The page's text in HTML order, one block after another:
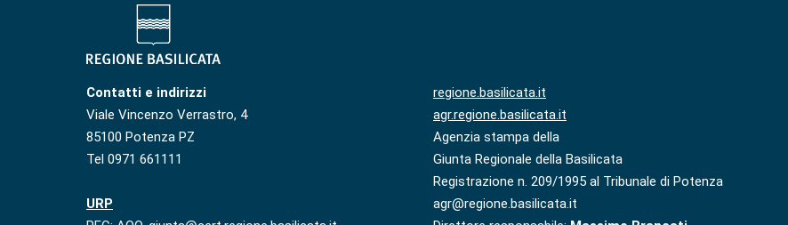
Contatti e indirizzi
Viale Vincenzo Verrastro, 4
85100 Potenza PZ
Tel 0971 661111
URP
regione.basilicata.it
agr.regione.basilicata.it
Agenzia stampa della
Giunta Regionale della Basilicata
Registrazione n. 209/1995 al Tribunale di Potenza
agr@regione.basilicata.it